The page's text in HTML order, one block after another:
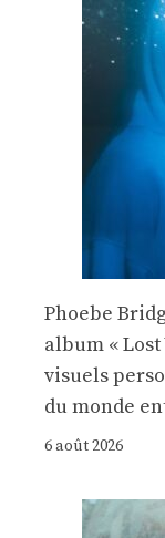
Phoebe
album «
visuels
du monde
6 août 2026